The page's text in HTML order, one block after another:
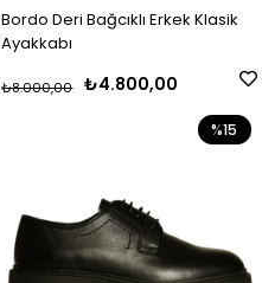
Bordo Deri Bağcıklı Erkek Klasik
Ayakkabı
₺4.800,00
₺8.000,00
%15